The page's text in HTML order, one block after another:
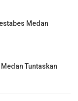
Medan
Tuntaskan